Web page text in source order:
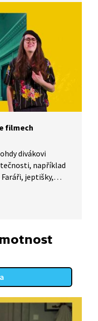
filmech
divákovi
například
jeptišky,
je